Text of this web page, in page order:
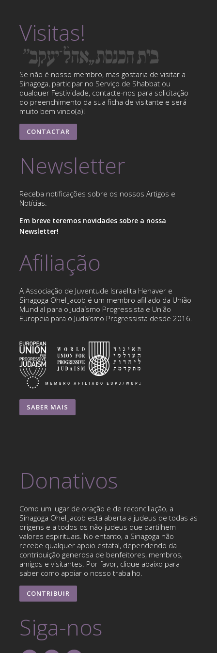
Visitas!
Se não é nosso membro, mas gostaria de visitar a
Sinagoga, participar no Serviço de Shabbat ou
qualquer Festividade, contacte-nos para solicitação
do preenchimento da sua ficha de visitante e será
muito bem vindo(a)!
CONTACTAR
Newsletter
Receba notificações sobre os nossos Artigos e
Notícias.
Em breve teremos novidades sobre a nossa
Newsletter!
Afiliação
A Associação de Juventude Israelita Hehaver e
Sinagoga Ohel Jacob é um membro afiliado da União
Mundial para o Judaísmo Progressista e União
Europeia para o Judaísmo Progressista desde 2016.
SABER MAIS
Donativos
Como um lugar de oração e de reconciliação, a
Sinagoga Ohel Jacob está aberta a judeus de todas as
origens e a todos os não-judeus que partilhem
valores espirituais. No entanto, a Sinagoga não
recebe qualquer apoio estatal, dependendo da
contribuição generosa de benfeitores, membros,
amigos e visitantes. Por favor, clique abaixo para
saber como apoiar o nosso trabalho.
CONTRIBUIR
Siga-nos